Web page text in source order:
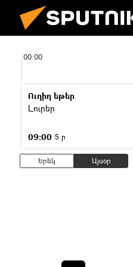
00:00
Ուղիղ եթեր
Լուրեր
09:00 5 ր
Երեկ Այսօր